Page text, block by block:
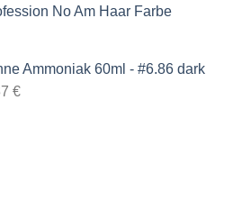
No Am Haar Farbe
Ammoniak 60ml - #6.86 dark
€